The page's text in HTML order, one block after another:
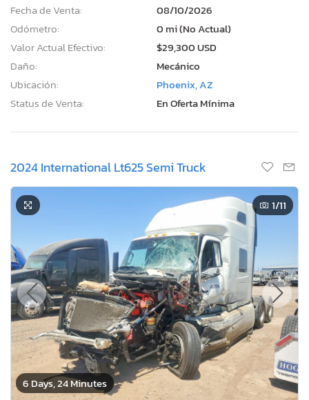
Fecha de Venta:
08/10/2026
Odómetro:
0 mi (No Actual)
Valor Actual Efectivo:
$29,300 USD
Daño:
Mecánico
Ubicación:
Phoenix, AZ
Status de Venta:
En Oferta Mínima
2024 International Lt625 Semi Truck
6 Days, 24 Minutes
1/11